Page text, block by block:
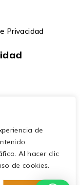
de
Al hacer clic
de cookies.
Privacidad